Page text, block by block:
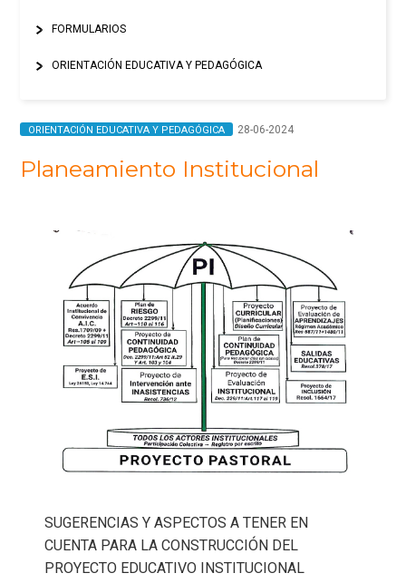
FORMULARIOS
ORIENTACIÓN EDUCATIVA Y PEDAGÓGICA
ORIENTACIÓN EDUCATIVA Y PEDAGÓGICA 28-06-2024
Planeamiento Institucional
SUGERENCIAS Y ASPECTOS A TENER EN
CUENTA PARA LA CONSTRUCCIÓN DEL
PROYECTO EDUCATIVO INSTITUCIONAL